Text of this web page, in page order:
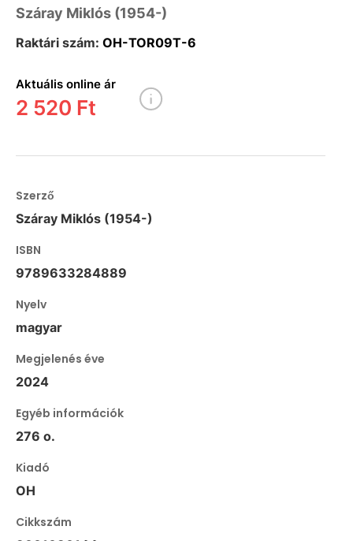
Száray Miklós (1954-)
Raktári szám: OH-TOR09T-6
Aktuális online ár
2 520 Ft
Szerző
Száray Miklós (1954-)
ISBN
9789633284889
Nyelv
magyar
Megjelenés éve
2024
Egyéb információk
276 o.
Kiadó
OH
Cikkszám